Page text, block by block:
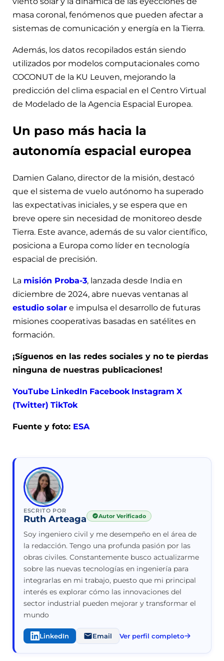
masa coronal, fenómenos que pueden afectar a
sistemas de comunicación y energía en la Tierra.
Además, los datos recopilados están siendo
utilizados por modelos computacionales como
COCONUT de la KU Leuven, mejorando la
predicción del clima espacial en el Centro Virtual
de Modelado de la Agencia Espacial Europea.
Un paso más hacia la
autonomía espacial europea
Damien Galano, director de la misión, destacó
que el sistema de vuelo autónomo ha superado
las expectativas iniciales, y se espera que en
breve opere sin necesidad de monitoreo desde
Tierra. Este avance, además de su valor científico,
posiciona a Europa como líder en tecnología
espacial de precisión.
La misión Proba-3, lanzada desde India en
diciembre de 2024, abre nuevas ventanas al
estudio solar e impulsa el desarrollo de futuras
misiones cooperativas basadas en satélites en
formación.
¡Síguenos en las redes sociales y no te pierdas
ninguna de nuestras publicaciones!
YouTube LinkedIn Facebook Instagram X
(Twitter) TikTok
Fuente y foto: ESA
ESCRITO POR
Ruth Arteaga Autor Verificado
Soy ingeniero civil y me desempeño en el área de
la redacción. Tengo una profunda pasión por las
obras civiles. Constantemente busco actualizarme
sobre las nuevas tecnologías en ingeniería para
integrarlas en mi trabajo, puesto que mi principal
interés es explorar cómo las innovaciones del
sector industrial pueden mejorar y transformar el
mundo
LinkedIn Email Ver perfil completo